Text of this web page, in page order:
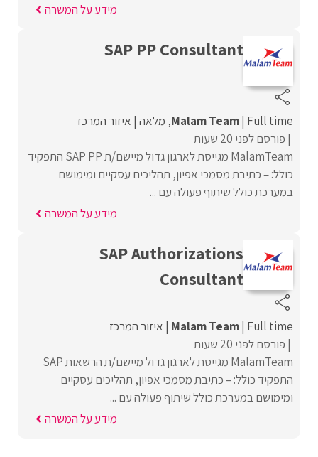
מידע על המשרה
SAP PP Consultant
Malam Team Full time מלאה איזור המרכז
פורסם לפני 20 שעות
MalamTeam מגייסת לארגון גדול מיישם/ת SAP PP התפקיד
כולל: – כתיבת מסמכי אפיון, תהליכים עסקיים ומימושם
במערכת כולל שיתוף פעולה עם ...
מידע על המשרה
SAP Authorizations
Consultant
Malam Team Full time
איזור המרכז
פורסם לפני 20 שעות
MalamTeam מגייסת לארגון גדול מיישם/ת הרשאות SAP
התפקיד כולל: – כתיבת מסמכי אפיון, תהליכים עסקיים
ומימושם במערכת כולל שיתוף פעולה עם ...
מידע על המשרה